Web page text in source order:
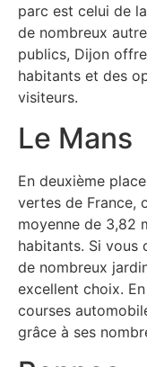
parc est celui de
de nombreux
publics, Dijon
habitants et des
visiteurs.
Le Mans
En deuxième
vertes de France,
moyenne de 3,82
habitants. Si vous
de nombreux
excellent choix.
courses
grâce à ses